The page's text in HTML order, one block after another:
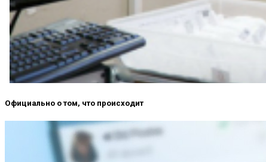
Официально о том, что происходит